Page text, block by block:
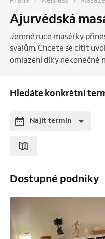
Ajurvédská
Jemné ruce masérky
svalům. Chcete se cítit
omlazení díky nekonečné
Hledáte konkrétní
Najít termín
Dostupné podniky